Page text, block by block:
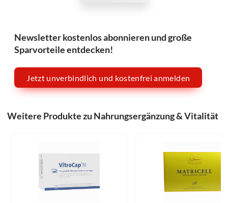
Newsletter kostenlos abonnieren und große
Sparvorteile entdecken!
Jetzt unverbindlich und kostenfrei anmelden
Weitere Produkte zu Nahrungsergänzung & Vitalität